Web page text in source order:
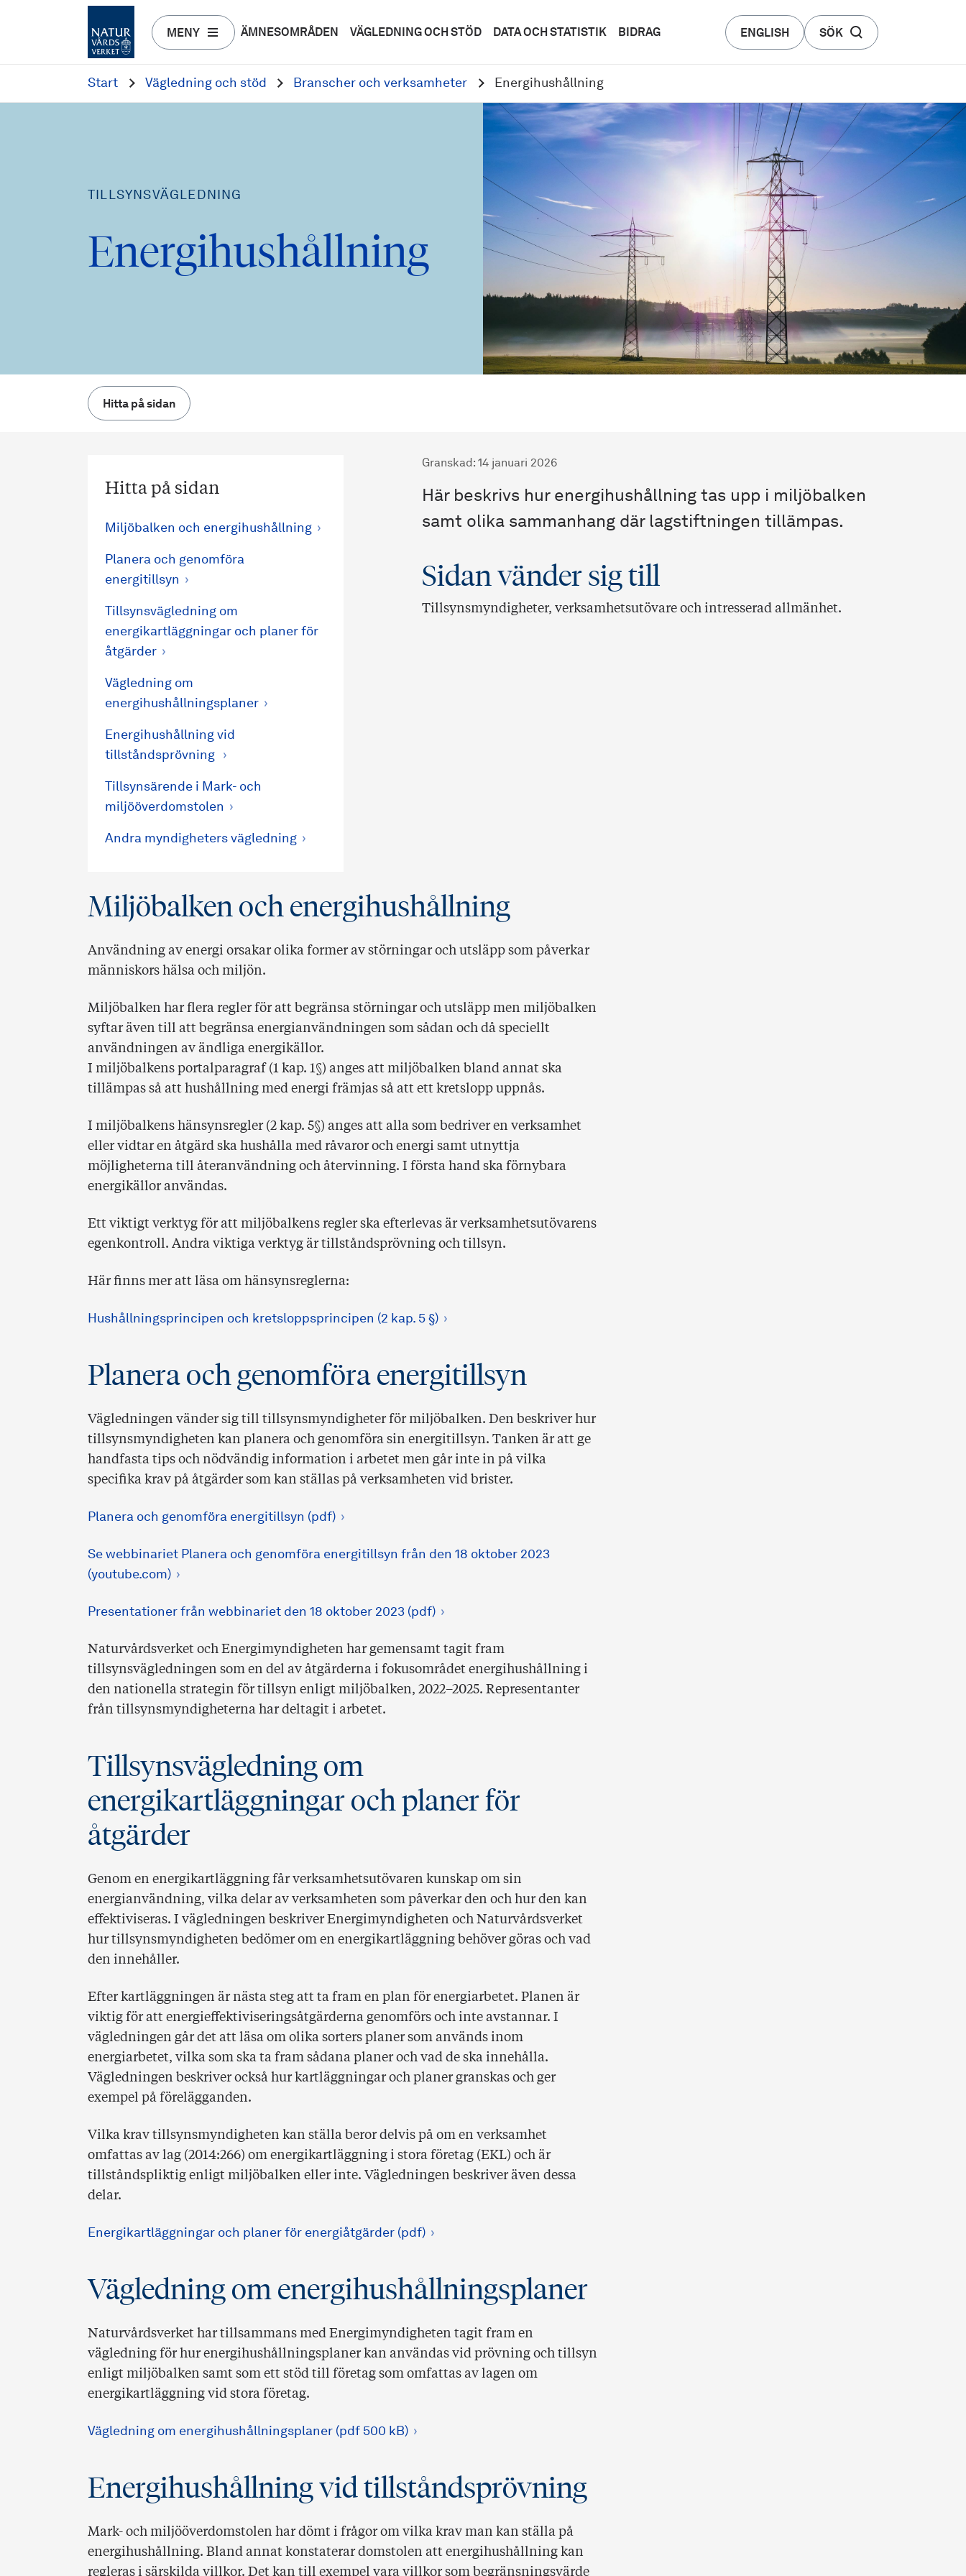
MENY ÄMNESOMRÅDEN VÄGLEDNING OCH STÖD DATA OCH STATISTIK BIDRAG ENGLISH SÖK
Start Vägledning och stöd Branscher och verksamheter Energihushållning
TILLSYNSVÄGLEDNING
Energihushållning
Hitta på sidan
Hitta på sidan
Miljöbalken och energihushållning
Planera och genomföra
energitillsyn
Tillsynsvägledning om
energikartläggningar och planer för
åtgärder
Vägledning om
energihushållningsplaner
Energihushållning vid
tillståndsprövning
Tillsynsärende i Mark- och
miljööverdomstolen
Andra myndigheters vägledning
Granskad : 14 januari 2026
Här beskrivs hur energihushållning tas upp i miljöbalken
samt olika sammanhang där lagstiftningen tillämpas.
Sidan vänder sig till
Tillsynsmyndigheter, verksamhetsutövare och intresserad allmänhet.
Miljöbalken och energihushållning
Användning av energi orsakar olika former av störningar och utsläpp som påverkar
människors hälsa och miljön.
Miljöbalken har flera regler för att begränsa störningar och utsläpp men miljöbalken
syftar även till att begränsa energianvändningen som sådan och då speciellt
användningen av ändliga energikällor.
I miljöbalkens portalparagraf (1 kap. 1§) anges att miljöbalken bland annat ska
tillämpas så att hushållning med energi främjas så att ett kretslopp uppnås.
I miljöbalkens hänsynsregler (2 kap. 5§) anges att alla som bedriver en verksamhet
eller vidtar en åtgärd ska hushålla med råvaror och energi samt utnyttja
möjligheterna till återanvändning och återvinning. I första hand ska förnybara
energikällor användas.
Ett viktigt verktyg för att miljöbalkens regler ska efterlevas är verksamhetsutövarens
egenkontroll. Andra viktiga verktyg är tillståndsprövning och tillsyn.
Här finns mer att läsa om hänsynsreglerna:
Hushållningsprincipen och kretsloppsprincipen (2 kap. 5 §)
Planera och genomföra energitillsyn
Vägledningen vänder sig till tillsynsmyndigheter för miljöbalken. Den beskriver hur
tillsynsmyndigheten kan planera och genomföra sin energitillsyn. Tanken är att ge
handfasta tips och nödvändig information i arbetet men går inte in på vilka
specifika krav på åtgärder som kan ställas på verksamheten vid brister.
Planera och genomföra energitillsyn (pdf)
Se webbinariet Planera och genomföra energitillsyn från den 18 oktober 2023
(youtube.com)
Presentationer från webbinariet den 18 oktober 2023 (pdf)
Naturvårdsverket och Energimyndigheten har gemensamt tagit fram
tillsynsvägledningen som en del av åtgärderna i fokusområdet energihushållning i
den nationella strategin för tillsyn enligt miljöbalken, 2022–2025. Representanter
från tillsynsmyndigheterna har deltagit i arbetet.
Tillsynsvägledning om
energikartläggningar och planer för
åtgärder
Genom en energikartläggning får verksamhetsutövaren kunskap om sin
energianvändning, vilka delar av verksamheten som påverkar den och hur den kan
effektiviseras. I vägledningen beskriver Energimyndigheten och Naturvårdsverket
hur tillsynsmyndigheten bedömer om en energikartläggning behöver göras och vad
den innehåller.
Efter kartläggningen är nästa steg att ta fram en plan för energiarbetet. Planen är
viktig för att energieffektiviseringsåtgärderna genomförs och inte avstannar. I
vägledningen går det att läsa om olika sorters planer som används inom
energiarbetet, vilka som ska ta fram sådana planer och vad de ska innehålla.
Vägledningen beskriver också hur kartläggningar och planer granskas och ger
exempel på förelägganden.
Vilka krav tillsynsmyndigheten kan ställa beror delvis på om en verksamhet
omfattas av lag (2014:266) om energikartläggning i stora företag (EKL) och är
tillståndspliktig enligt miljöbalken eller inte. Vägledningen beskriver även dessa
delar.
Energikartläggningar och planer för energiåtgärder (pdf)
Vägledning om energihushållningsplaner
Naturvårdsverket har tillsammans med Energimyndigheten tagit fram en
vägledning för hur energihushållningsplaner kan användas vid prövning och tillsyn
enligt miljöbalken samt som ett stöd till företag som omfattas av lagen om
energikartläggning vid stora företag.
Vägledning om energihushållningsplaner (pdf 500 kB)
Energihushållning vid tillståndsprövning
Mark- och miljööverdomstolen har dömt i frågor om vilka krav man kan ställa på
energihushållning. Bland annat konstaterar domstolen att energihushållning kan
regleras i särskilda villkor. Det kan till exempel vara villkor som begränsningsvärde